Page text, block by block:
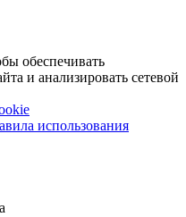
обеспечивать
и анализировать сетевой
использования